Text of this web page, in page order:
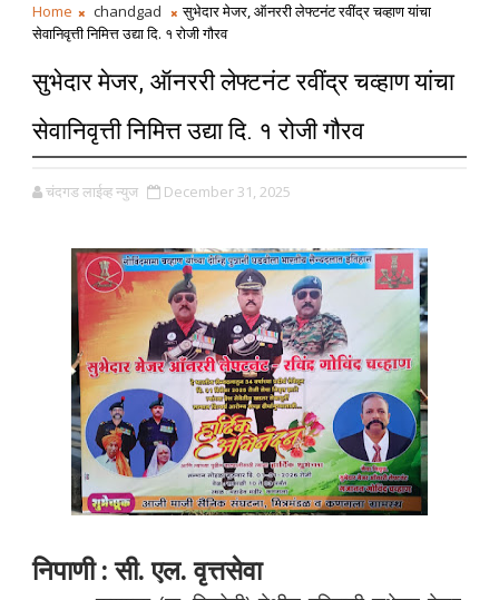
Home chandgad
सुभेदार मेजर, ऑनररी लेफ्टनंट रवींद्र चव्हाण यांचा
सेवानिवृत्ती निमित्त उद्या दि. १ रोजी गौरव
सुभेदार मेजर, ऑनररी लेफ्टनंट रवींद्र चव्हाण यांचा
सेवानिवृत्ती निमित्त उद्या दि. १ रोजी गौरव
चंदगड लाईव्ह न्युज December 31, 2025
निपाणी : सी. एल. वृत्तसेवा